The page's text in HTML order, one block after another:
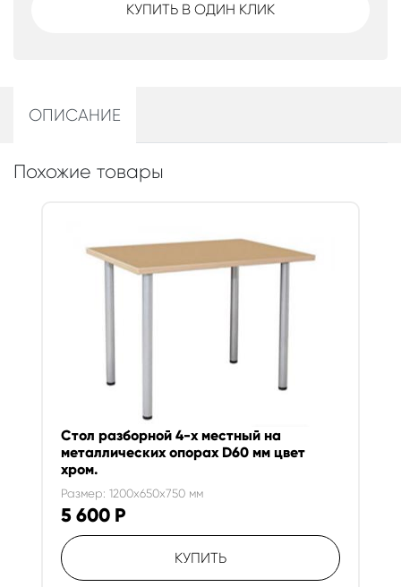
КУПИТЬ В ОДИН КЛИК
ОПИСАНИЕ
Похожие товары
Стол разборной 4-х местный на
металлических опорах D60 мм цвет
хром.
Размер: 1200x650x750 мм
5 600 Р
КУПИТЬ